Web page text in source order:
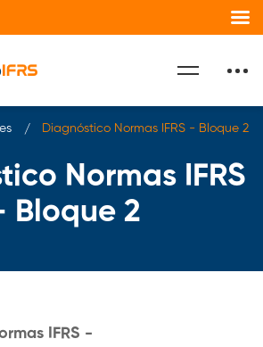
Normas IFRS
Bloque 2
Diagnóstico Normas IFRS - Bloque 2
IFRS -